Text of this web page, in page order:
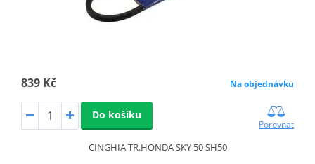
839 Kč Na objednávku
Do košíku
Porovnat
CINGHIA TR.HONDA SKY 50 SH50